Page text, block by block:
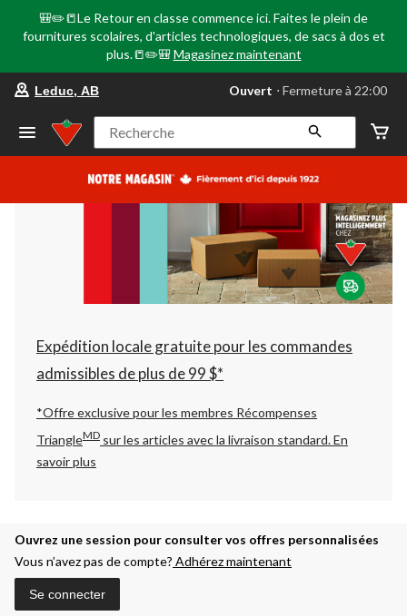
🎒✏️📒Le Retour en classe commence ici. Faites le plein de
fournitures scolaires, d'articles technologiques, de sacs à dos et
plus.📒✏️🎒 Magasinez maintenant
votre
préféré
Leduc,
AB,
courament
Fermeture
à
22:00
cliquer
pour
changer
Leduc, AB Ouvert ⋅ Fermeture à 22:00
Recherche
Expédition locale gratuite pour les commandes
admissibles de plus de 99 $*
*Offre exclusive pour les membres Récompenses
TriangleMD sur les articles avec la livraison standard.En
savoir plus
Ouvrez une session pour consulter vos offres personnalisées
Vous n’avez pas de compte? Adhérez maintenant
Se connecter